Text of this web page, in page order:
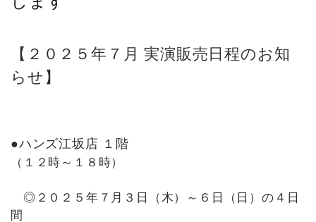
【２０２５年７月 実演販売日程のお知
らせ】
●ハンズ江坂店 １階
（１２時～１８時）
◎２０２５年７月３日（木）～６日（日）の４日
間